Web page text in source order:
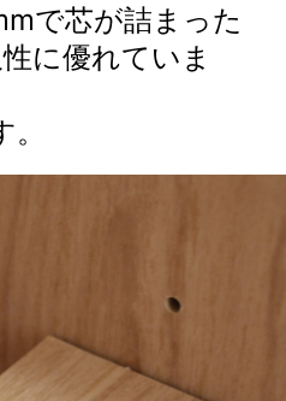
で芯が詰まった
に優れていま